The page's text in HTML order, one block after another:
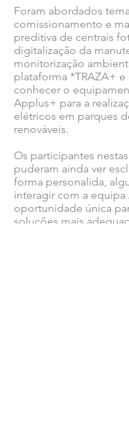
Foram abordados
comissionamento e
preditiva de centrais
digitalização da
monitorização
plataforma *TRAZA+ e
conhecer o
Applus+ para a
elétricos em parques
renováveis.
Os participantes
puderam ainda ver
forma personalida,
interagir com a
oportunidade única
soluções mais